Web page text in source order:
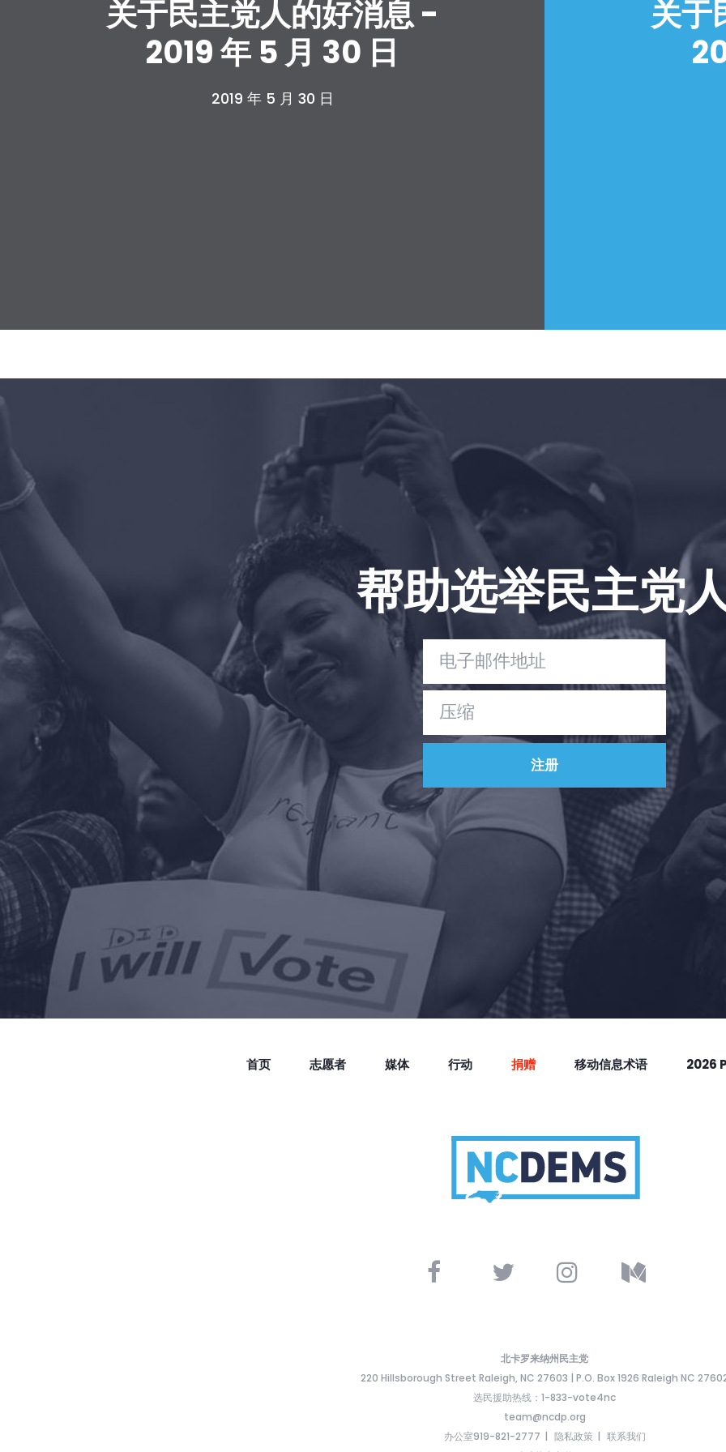
关于民主党人的好消息 -
2019 年 5 月 30 日
2019 年 5 月 30 日
关于
帮助选举民主党
首页 志愿者 媒体 行动 捐赠 移动信息术语 2026
北卡罗来纳州民主党
220 Hillsborough Street Raleigh, NC 27603 | P.O. Box 1926 Raleigh NC
选民援助热线：1-833-vote4nc
team@ncdp.org
办公室919-821-2777
隐私政策
联系我们